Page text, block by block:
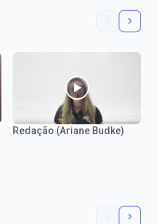
Redação (Ariane Budke)